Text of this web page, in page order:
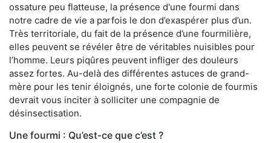
ossature peu flatteuse, la présence d'une fourmi dans
notre cadre de vie a parfois le don d’exaspérer plus d’un.
Très territoriale, du fait de la présence d’une fourmilière,
elles peuvent se révéler être de véritables nuisibles pour
l’homme. Leurs piqûres peuvent infliger des douleurs
assez fortes. Au-delà des différentes astuces de grand-
mère pour les tenir éloignés, une forte colonie de fourmis
devrait vous inciter à solliciter une compagnie de
désinsectisation.
Une fourmi : Qu’est-ce que c’est ?